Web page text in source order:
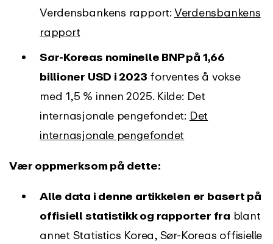
Verdensbankens rapport: Verdensbankens
rapport
Sør-Koreas nominelle BNP på 1,66
billioner USD i 2023 forventes å vokse
med 1,5 % innen 2025. Kilde: Det
internasjonale pengefondet: Det
internasjonale pengefondet
Vær oppmerksom på dette:
Alle data i denne artikkelen er basert på
offisiell statistikk og rapporter fra blant
annet Statistics Korea, Sør-Koreas offisielle